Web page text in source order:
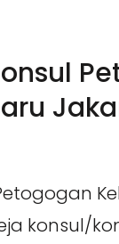
konsul/